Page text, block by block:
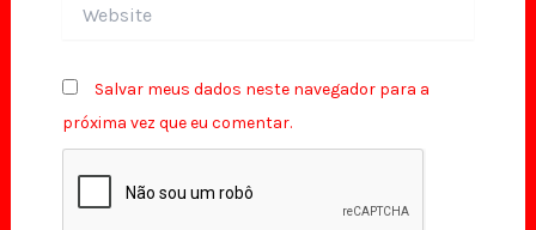
Salvar meus dados neste navegador para a
próxima vez que eu comentar.